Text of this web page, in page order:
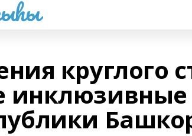
круглого
инклюзивные